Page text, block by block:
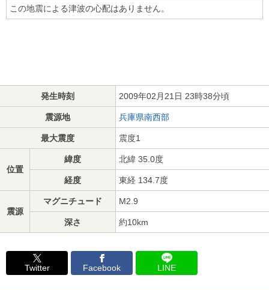
この地震による津波の心配はありません。
発生時刻 2009年02月21日 23時38分頃
震源地 兵庫県南西部
最大震度 震度1
位置
緯度 北緯 35.0度
経度 東経 134.7度
震源
マグニチュード M2.9
深さ 約10km
Twitter Facebook LINE